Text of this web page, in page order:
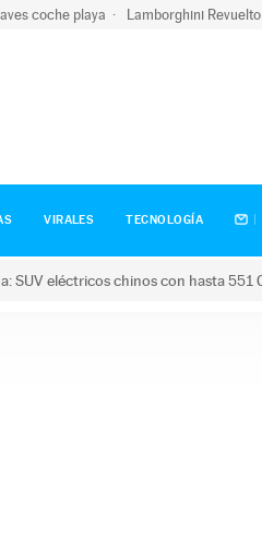
coche playa Lamborghini Revuelto
VIRALES TECNOLOGÍA
SUV eléctricos chinos con hasta 551